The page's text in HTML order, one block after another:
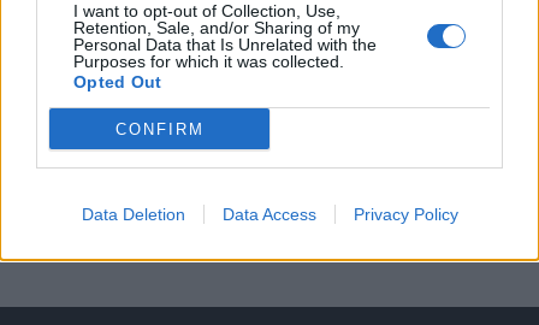
I want to opt-out of Collection, Use,
Retention, Sale, and/or Sharing of my
Personal Data that Is Unrelated with the
Purposes for which it was collected.
Opted Out
CONFIRM
Data Deletion Data Access Privacy Policy
kötéslistái
MÁR ELŐFIZETŐNK VAGY?BEJELENTKEZÉS